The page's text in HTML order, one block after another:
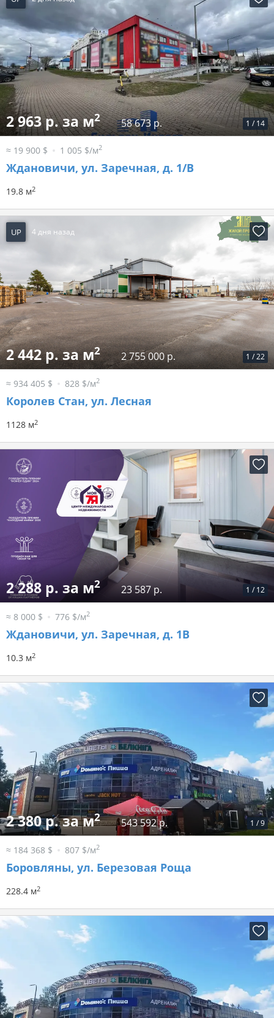
1 / 14
2 963 р. за м2 58 673 р.
≈ 19 900 $ 1 005 $/м2
Ждановичи, ул. Заречная, д. 1/В
19.8 м2
UP 4 дня назад
1 /22
2 442 р. за м2 2 755 000 р.
≈ 934 405 $ 828 $/м2
Королев Стан, ул. Лесная
1128 м2
1 / 12
2 288 р. за м2 23 587 р.
≈ 8 000 $ 776 $/м2
Ждановичи, ул. Заречная, д. 1В
10.3 м2
1 /9
2 380 р. за м2 543 592 р.
≈ 184 368 $ 807 $/м2
Боровляны, ул. Березовая Роща
228.4 м2